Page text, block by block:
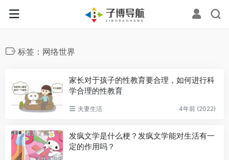
标签：网络世界
家长对于孩子的性教育要合理，如何进行科
学合理的性教育
夫妻生活 4年前 (2022)
发疯文学是什么梗？发疯文学能对生活有一
定的作用吗？